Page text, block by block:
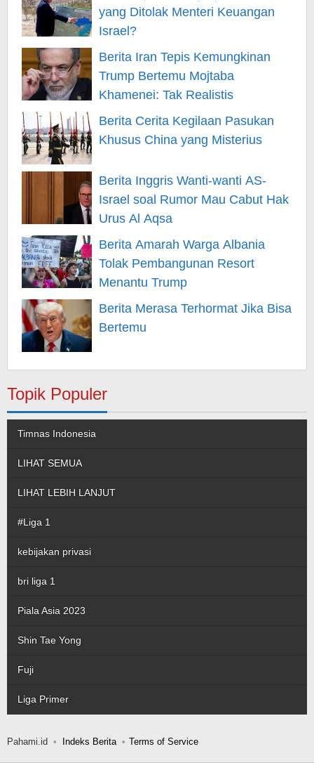
yang Ditolak Menteri Keuangan
Israel?
Berita Iran Tepis Kemungkinan
Trump Bertemu Mojtaba
Khamenei: Tak Realistis
Berita Cerita Kegilaan Pasukan
Khusus China yang Misterius
Berita Inggris Wanti-wanti AS-
Israel soal Rumor Mau Cabut Hak
Urus Al Aqsa
Berita Amarah Warga Albania
Tolak Pembangunan Resort
Menantu Trump
Berita Merasa Terhormat Jika Bisa
Bertemu
Topik Populer
Timnas Indonesia
LIHAT SEMUA
LIHAT LEBIH LANJUT
#Liga 1
kebijakan privasi
bri liga 1
Piala Asia 2023
Shin Tae Yong
Fuji
Liga Primer
Pahami.id Indeks Berita Terms of Service